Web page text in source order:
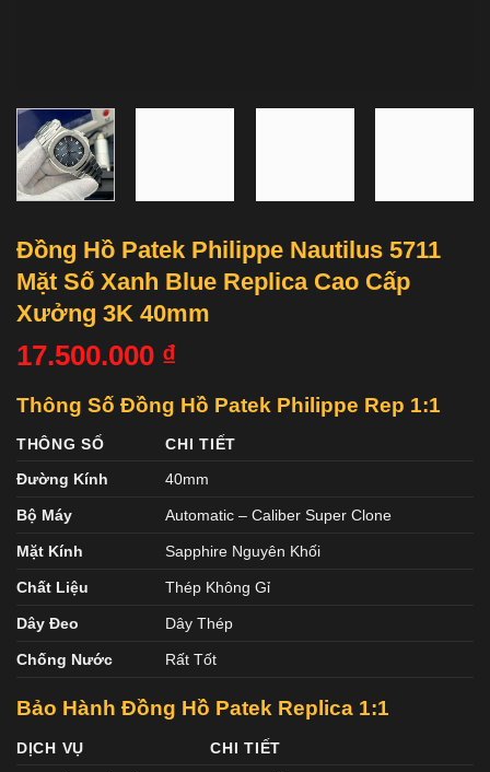
Đồng Hồ Patek Philippe Nautilus 5711
Mặt Số Xanh Blue Replica Cao Cấp
Xưởng 3K 40mm
17.500.000 ₫
Thông Số Đồng Hồ Patek Philippe Rep 1:1
THÔNG SỐ
CHI TIẾT
Đường Kính
40mm
Bộ Máy Automatic – Caliber Super Clone
Mặt Kính Sapphire Nguyên Khối
Chất Liệu Thép Không Gỉ
Dây Đeo Dây Thép
Chống Nước Rất Tốt
Bảo Hành Đồng Hồ Patek Replica 1:1
DỊCH VỤ
CHI TIẾT